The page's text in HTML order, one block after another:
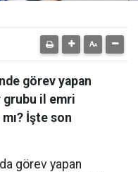
görev yapan
grubu il emri
İşte son
görev yapan